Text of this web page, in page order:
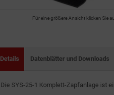
Für eine größere Ansicht klicken Sie
Details Datenblätter und Downloads
Die SYS-25-1 Komplett-Zapfanlage ist